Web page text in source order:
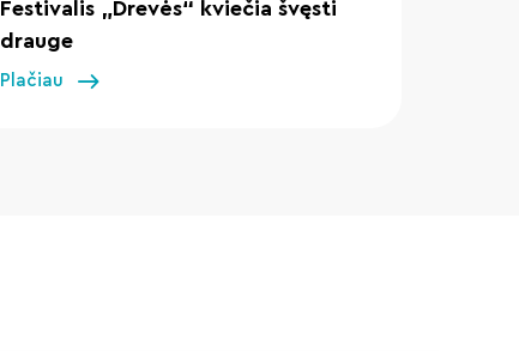
Festivalis „Drevės“ kviečia švęsti
drauge
Plačiau